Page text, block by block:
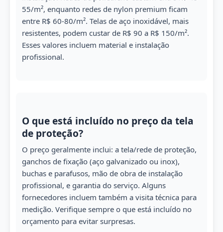
55/m², enquanto redes de nylon premium ficam
entre R$ 60-80/m². Telas de aço inoxidável, mais
resistentes, podem custar de R$ 90 a R$ 150/m².
Esses valores incluem material e instalação
profissional.
O que está incluído no preço da tela
de proteção?
O preço geralmente inclui: a tela/rede de proteção,
ganchos de fixação (aço galvanizado ou inox),
buchas e parafusos, mão de obra de instalação
profissional, e garantia do serviço. Alguns
fornecedores incluem também a visita técnica para
medição. Verifique sempre o que está incluído no
orçamento para evitar surpresas.